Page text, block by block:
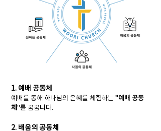
1. 예배 공동체
예배를 통해 하나님의 은혜를 체험하는 "예배 공동
체"를 꿈꿉니다.
2. 배움의 공동체